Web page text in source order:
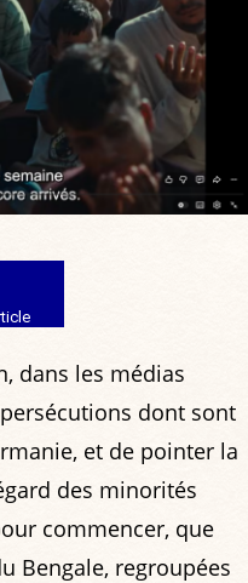
dans les médias
dont sont
et de pointer la
des minorités
commencer, que
Bengale, regroupées